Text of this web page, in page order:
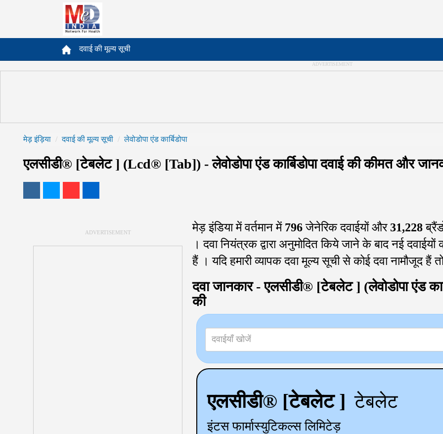
दवाई की मूल्य सूची
मेड़ इंड़िया दवाई की मूल्य सूची लेवोडोपा एंड कार्बिडोपा
एलसीडी® [टेबलेट ] (Lcd® [Tab]) - लेवोडोपा एंड कार्बिडोपा दवाई की कीमत और
ADVERTISEMENT मेड़ इंडिया में वर्तमान में 796जेनेरिक दवाईयों और 31,228
। दवा नियंत्रक द्वारा अनुमोदित किये जाने के बाद नई
हैं । यदि हमारी व्यापक दवा मूल्य सूची से कोई दवा नामौजूद हैं
दवा जानकार - एलसीडी® [टेबलेट ] (लेवोडोपा एंड
की
एलसीडी® [टेबलेट ] टेबलेट
इंटस फार्मास्युटिकल्स लिमिटेड़